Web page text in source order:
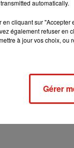
de poste ce
automatically.
en cliquant sur
également refuser en
à jour vos choix,
Gérer